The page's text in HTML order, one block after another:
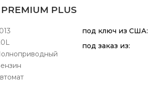
PLUS
под ключ из США:
под заказ из: